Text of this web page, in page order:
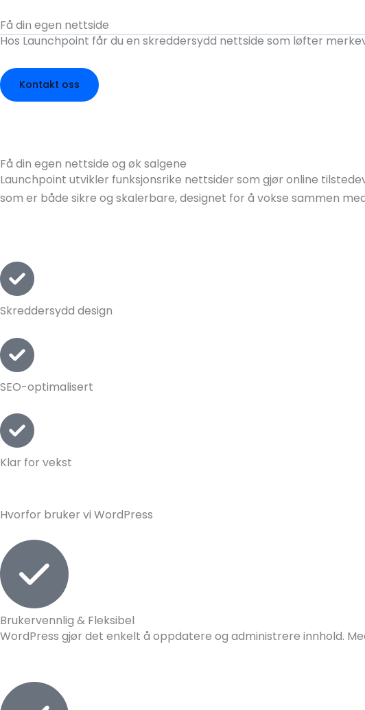
rett
til
innholdet
Få din egen nettside
Hos Launchpoint får du en skreddersydd nettside som løfter
Kontakt oss
Få din egen nettside og øk salgene
Launchpoint utvikler funksjonsrike nettsider som gjør online
som er både sikre og skalerbare, designet for å vokse sammen
Skreddersydd design
SEO-optimalisert
Klar for vekst
Hvorfor bruker vi WordPress
Brukervennlig & Fleksibel
WordPress gjør det enkelt å oppdatere og administrere innhold.